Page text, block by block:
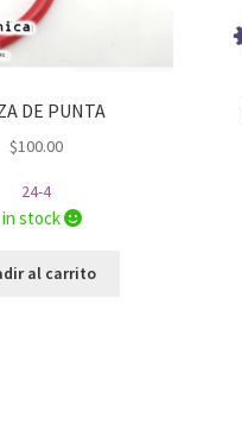
DE PUNTA
$100.00
24-4
in stock
al carrito